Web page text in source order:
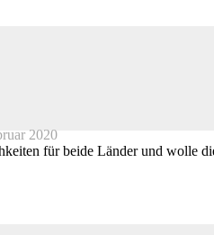
2020
für beide Länder und wolle